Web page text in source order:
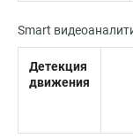
Smart
Детекция
движения